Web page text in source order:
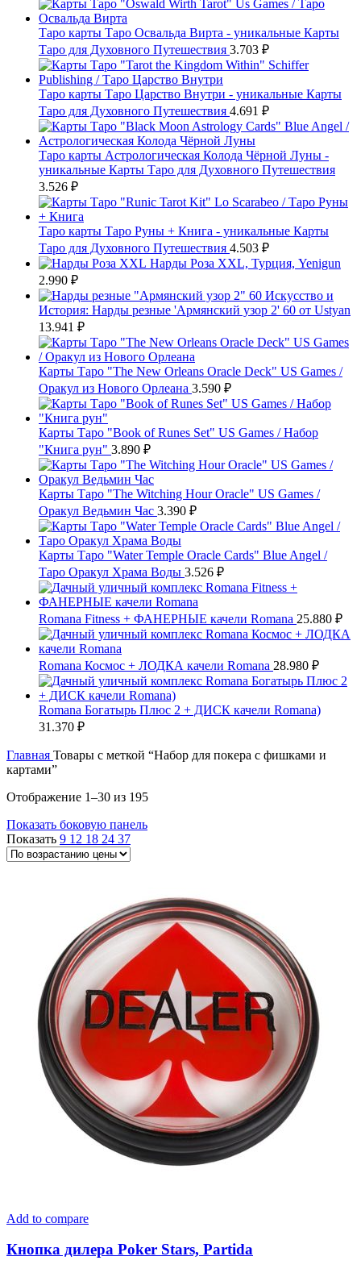
Таро карты Таро Освальда Вирта - уникальные Карты
Таро для Духовного Путешествия 3.703 ₽
Таро карты Таро Царство Внутри - уникальные Карты
Таро для Духовного Путешествия 4.691 ₽
Таро карты Астрологическая Колода Чёрной Луны -
уникальные Карты Таро для Духовного Путешествия
3.526 ₽
Таро карты Таро Руны + Книга - уникальные Карты
Таро для Духовного Путешествия 4.503 ₽
Нарды Роза XXL, Турция, Yenigun
2.990 ₽
Искусство и
История: Нарды резные 'Армянский узор 2' 60 от Ustyan
13.941 ₽
Карты Таро "The New Orleans Oracle Deck" US Games /
Оракул из Нового Орлеана 3.590 ₽
Карты Таро "Book of Runes Set" US Games / Набор
"Книга рун" 3.890 ₽
Карты Таро "The Witching Hour Oracle" US Games /
Оракул Ведьмин Час 3.390 ₽
Карты Таро "Water Temple Oracle Cards" Blue Angel /
Таро Оракул Храма Воды 3.526 ₽
Romana Fitness + ФАНЕРНЫЕ качели Romana 25.880 ₽
Romana Космос + ЛОДКА качели Romana 28.980 ₽
Romana Богатырь Плюс 2 + ДИСК качели Romana)
31.370 ₽
Главная Товары с меткой “Набор для покера с фишками и
картами”
Отображение 1–30 из 195Цены:
Показать боковую панель
Показать 9 12 18 24 37
Add to compare
Кнопка дилера Poker Stars, Partida